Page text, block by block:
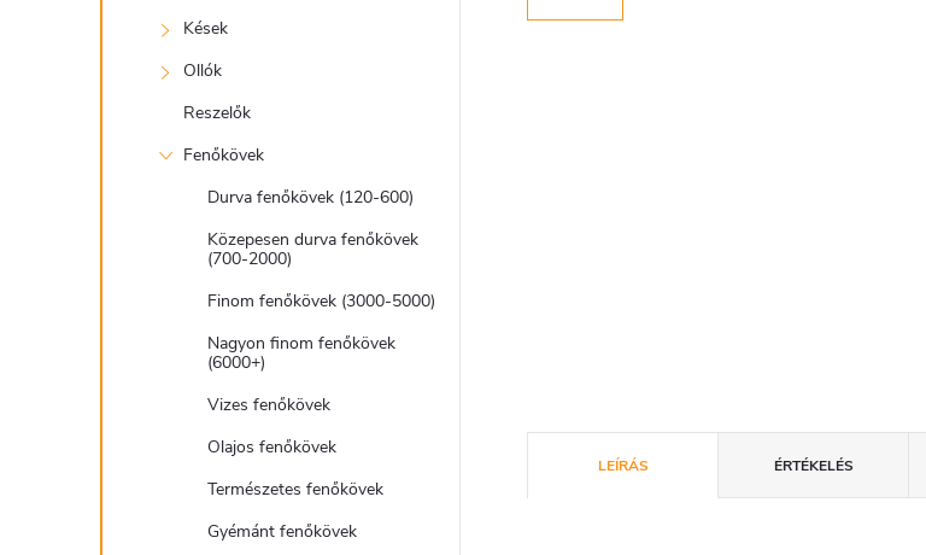
Kések
Ollók
Reszelők
Fenőkövek
Durva fenőkövek (120-600)
Közepesen durva fenőkövek
(700-2000)
Finom fenőkövek (3000-5000)
Nagyon finom fenőkövek
(6000+)
Vizes fenőkövek
Olajos fenőkövek
Természetes fenőkövek
Gyémánt fenőkövek
LEÍRÁS ÉRTÉKELÉS